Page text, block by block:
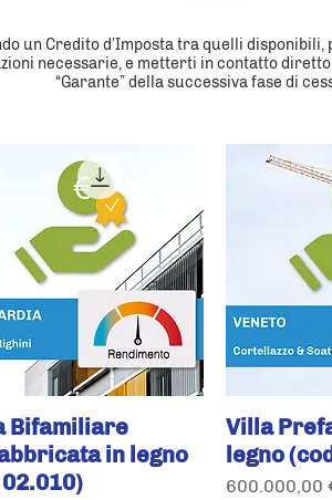
un Credito d’Imposta tra quelli
necessarie, e metterti in contatto
“Garante” della successiva fase di
Bifamiliare
in legno
Villa
legno
Prezzo
600.000,00